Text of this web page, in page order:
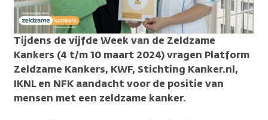
Tijdens de vijfde Week van de Zeldzame
Kankers (4 t/m 10 maart 2024) vragen Platform
Zeldzame Kankers, KWF, Stichting Kanker.nl,
IKNL en NFK aandacht voor de positie van
mensen met een zeldzame kanker.